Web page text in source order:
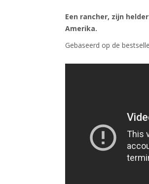
Een rancher, zijn
Amerika.
Gebaseerd op de